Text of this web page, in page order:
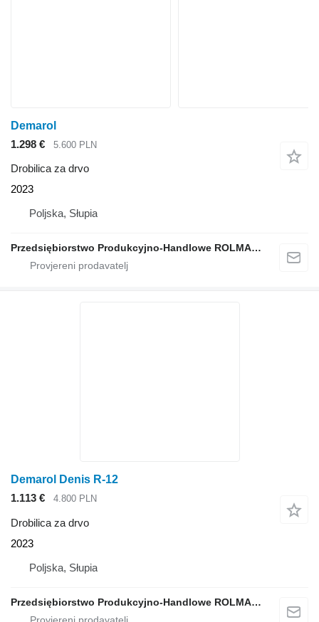
Demarol
1.298 €
5.600 PLN
Drobilica za drvo
2023
Poljska, Słupia
Przedsiębiorstwo Produkcyjno-Handlowe ROLMAPOL Marcin Dziekan
Demarol Denis R-12
1.113 €
4.800 PLN
Drobilica za drvo
2023
Poljska, Słupia
Przedsiębiorstwo Produkcyjno-Handlowe ROLMAPOL Marcin Dziekan